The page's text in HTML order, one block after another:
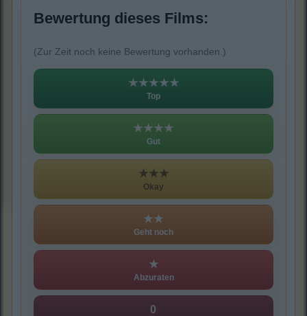
Bewertung dieses Films:
(Zur Zeit noch keine Bewertung vorhanden.)
★★★★★
Top
★★★★
Gut
★★★
Okay
★★
Geht noch
★
Abzuraten
0